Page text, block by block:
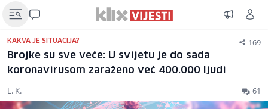
KAKVA JE SITUACIJA? 169
Brojke su sve veće: U svijetu je do sada
koronavirusom zaraženo već 400.000 ljudi
L. K. 61